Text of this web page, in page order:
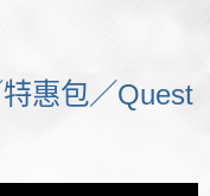
惠包／Quest